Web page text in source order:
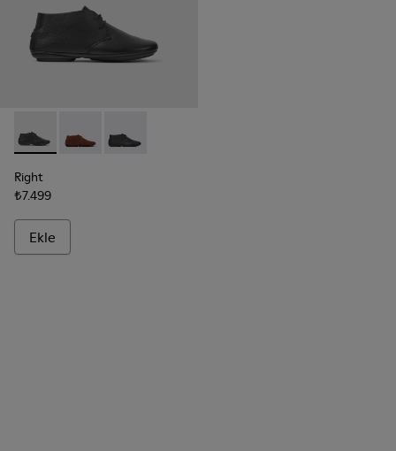
Right - K400221-004 - Black
Right - K400221-037
Right - K400221-036
Right
₺7.499
Ekle